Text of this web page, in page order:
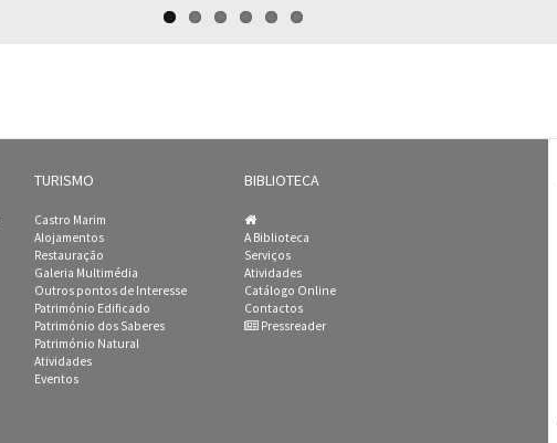
TURISMO
Castro Marim
Alojamentos
Restauração
Galeria Multimédia
Outros pontos de Interesse
Património Edificado
Património dos Saberes
Património Natural
Atividades
Eventos
BIBLIOTECA
A Biblioteca
Serviços
Atividades
Catálogo Online
Contactos
Pressreader